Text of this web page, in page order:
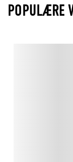
POPULÆRE